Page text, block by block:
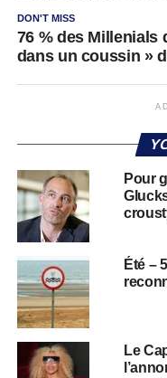
DON'T MISS
76 % des Millenials
dans un coussin »
Pour
Été –
Le